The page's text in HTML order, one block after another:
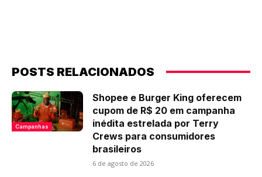
POSTS RELACIONADOS
Campanhas
Shopee e Burger King oferecem
cupom de R$ 20 em campanha
inédita estrelada por Terry
Crews para consumidores
brasileiros
6 de agosto de 2026